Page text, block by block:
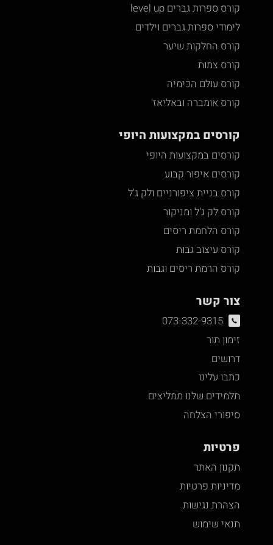
קורס ספרות גברים level up
לימודי ספרות גברים וילדים
קורס החלקות שיער
קורס צמות
קורס עולם הכימיה
קורס אומברה ובאליאז'
קורסים במקצועות היופי
קורסים במקצועות היופי
קורסים איפור קבוע
קורס בניית ציפורניים ולק ג'ל
קורס לק ג'ל ומניקור
קורס הלחמת ריסים
קורס עיצוב גבות
קורס הרמת ריסים וגבות
צור קשר
073-332-9315
זימון תור
דרושים
כתבו עלינו
תלמידים שלנו ממליצים
סיפורי הצלחה
פרטיות
תקנון האתר
מדיניות פרטיות
הצהרת נגישות
תנאי שימוש